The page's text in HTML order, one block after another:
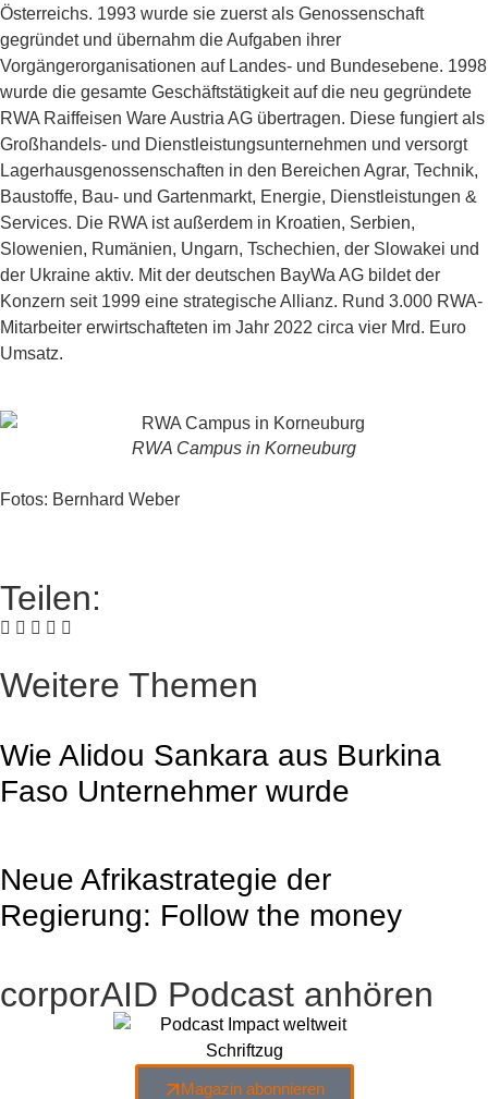
Österreichs. 1993 wurde sie zuerst als Genossenschaft
gegründet und übernahm die Aufgaben ihrer
Vorgängerorganisationen auf Landes- und Bundesebene. 1998
wurde die gesamte Geschäftstätigkeit auf die neu gegründete
RWA Raiffeisen Ware Austria AG übertragen. Diese fungiert als
Großhandels- und Dienstleistungsunternehmen und versorgt
Lagerhausgenossenschaften in den Bereichen Agrar, Technik,
Baustoffe, Bau- und Gartenmarkt, Energie, Dienstleistungen &
Services. Die RWA ist außerdem in Kroatien, Serbien,
Slowenien, Rumänien, Ungarn, Tschechien, der Slowakei und
der Ukraine aktiv. Mit der deutschen BayWa AG bildet der
Konzern seit 1999 eine strategische Allianz. Rund 3.000 RWA-
Mitarbeiter erwirtschafteten im Jahr 2022 circa vier Mrd. Euro
Umsatz.
RWA Campus in Korneuburg
Fotos: Bernhard Weber
Teilen:
Weitere Themen
Wie Alidou Sankara aus Burkina
Faso Unternehmer wurde
Neue Afrikastrategie der
Regierung: Follow the money
corporAID Podcast anhören
Magazin abonnieren